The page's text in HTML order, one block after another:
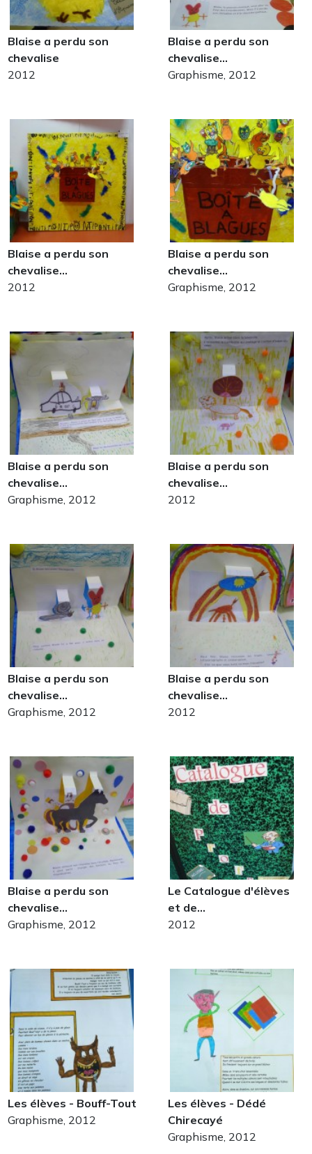
Blaise a perdu son
chevalise
2012
Blaise a perdu son
chevalise…
Graphisme, 2012
Blaise a perdu son
chevalise…
2012
Blaise a perdu son
chevalise…
Graphisme, 2012
Blaise a perdu son
chevalise…
Graphisme, 2012
Blaise a perdu son
chevalise…
2012
Blaise a perdu son
chevalise…
Graphisme, 2012
Blaise a perdu son
chevalise…
2012
Blaise a perdu son
chevalise…
Graphisme, 2012
Le Catalogue d'élèves
et de…
2012
Les élèves - Bouff-Tout
Graphisme, 2012
Les élèves - Dédé
Chirecayé
Graphisme, 2012